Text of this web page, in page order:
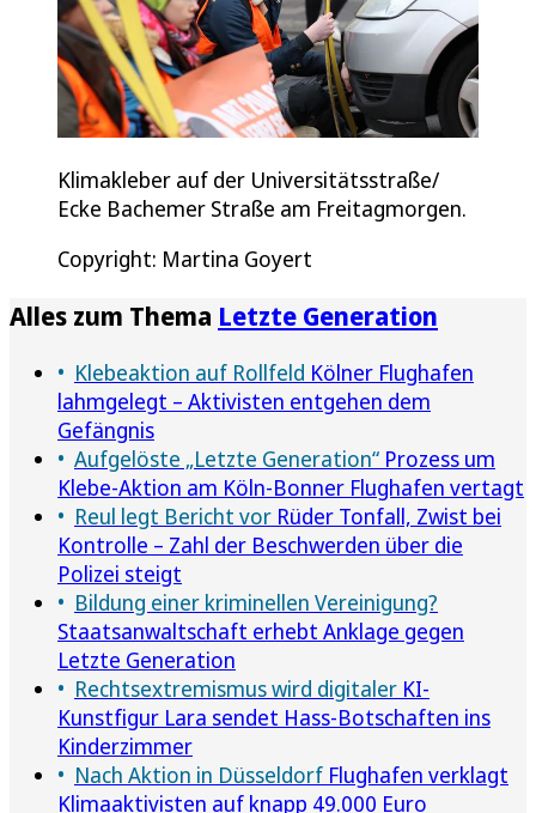
Klimakleber auf der Universitätsstraße/
Ecke Bachemer Straße am Freitagmorgen.
Copyright: Martina Goyert
Alles zum Thema Letzte Generation
Klebeaktion auf Rollfeld Kölner Flughafen
lahmgelegt – Aktivisten entgehen dem
Gefängnis
Aufgelöste „Letzte Generation“ Prozess um
Klebe-Aktion am Köln-Bonner Flughafen vertagt
Reul legt Bericht vor Rüder Tonfall, Zwist bei
Kontrolle – Zahl der Beschwerden über die
Polizei steigt
Bildung einer kriminellen Vereinigung?
Staatsanwaltschaft erhebt Anklage gegen
Letzte Generation
Rechtsextremismus wird digitaler KI-
Kunstfigur Lara sendet Hass-Botschaften ins
Kinderzimmer
Nach Aktion in Düsseldorf Flughafen verklagt
Klimaaktivisten auf knapp 49.000 Euro